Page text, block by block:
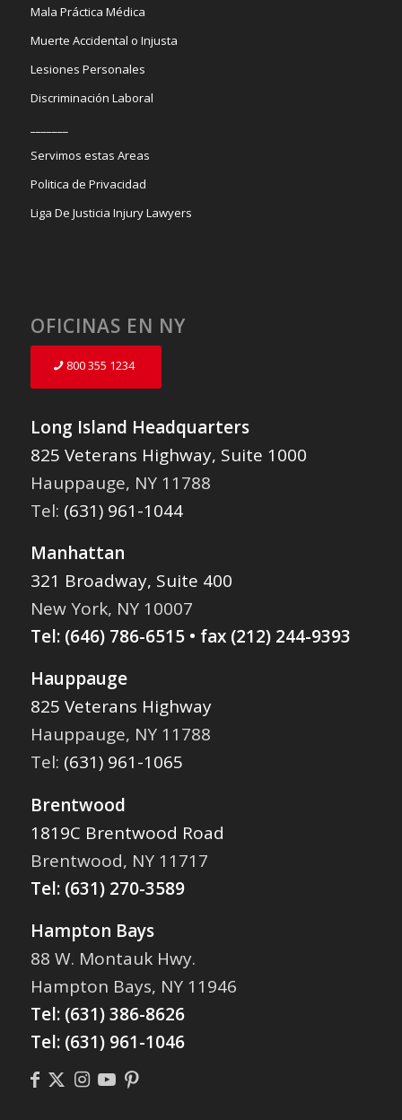
Mala Práctica Médica
Muerte Accidental o Injusta
Lesiones Personales
Discriminación Laboral
Servimos estas Areas
Politica de Privacidad
Liga De Justicia Injury Lawyers
OFICINAS EN NY
800 355 1234
Long Island Headquarters
825 Veterans Highway, Suite 1000
Hauppauge, NY 11788
Tel: (631) 961-1044
Manhattan
321 Broadway, Suite 400
New York, NY 10007
Tel: (646) 786-6515• fax (212) 244-9393
Hauppauge
825 Veterans Highway
Hauppauge, NY 11788
Tel: (631) 961-1065
Brentwood
1819C Brentwood Road
Brentwood, NY 11717
Tel: (631) 270-3589
Hampton Bays
88 W. Montauk Hwy.
Hampton Bays, NY 11946
Tel: (631) 386-8626
Tel: (631) 961-1046